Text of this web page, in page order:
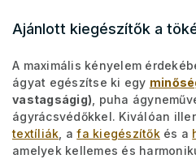
Ajánlott kiegészítők a
A maximális kényelem
ágyat egészítse ki egy
vastagságig) , puha
ágyrácsvédőkkel. Kiválóan
textíliák , afa kiegészítőkés a
amelyek kellemes és